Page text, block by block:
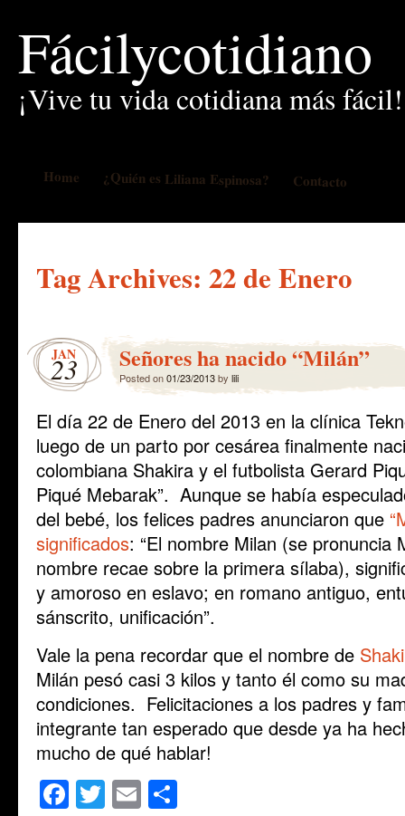
Fácilycotidiano
¡Vive tu vida cotidiana más fácil!
Home ¿Quién es Liliana Espinosa? Contacto
Tag Archives: 22 de Enero
JAN
23 Señores ha nacido “Milán”
Posted on01/23/2013by lili
El día 22 de Enero del 2013 en la clínica
luego de un parto por cesárea finalmente
colombiana Shakira y el futbolista Gerard
Piqué Mebarak”. Aunque se había
del bebé, los felices padres anunciaron que
significados: “El nombre Milan (se pronuncia
nombre recae sobre la primera sílaba),
y amoroso en eslavo; en romano antiguo,
sánscrito, unificación”.
Vale la pena recordar que el nombre de
Milán pesó casi 3 kilos y tanto él como su
condiciones. Felicitaciones a los padres y
integrante tan esperado que desde ya ha
mucho de qué hablar!
Facebook
Twitter
Email